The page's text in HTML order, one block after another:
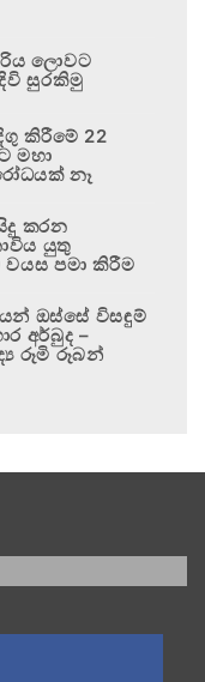
ලොවට
සුරකිමු
කිරීමේ 22
මහා
නෑ
කරන
යුතු
පමා කිරීම
ඔස්සේ විසඳුම්
අර්බුද –
රූමි රූබන්